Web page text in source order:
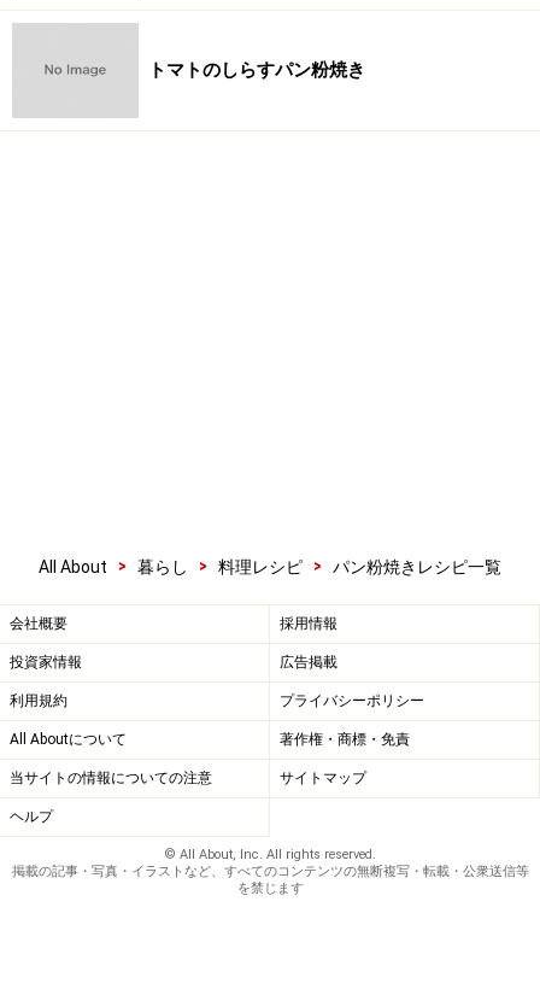
トマトのしらすパン粉焼き
All About > 暮らし > 料理レシピ > パン粉焼きレシピ一覧
会社概要 採用情報
投資家情報 広告掲載
利用規約 プライバシーポリシー
All Aboutについて 著作権・商標・免責
当サイトの情報についての注意 サイトマップ
ヘルプ
© All About, Inc. All rights reserved.
掲載の記事・写真・イラストなど、すべてのコンテンツの無断複写・転載・公衆送信等
を禁じます